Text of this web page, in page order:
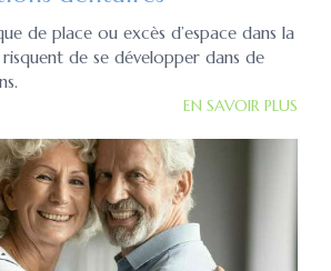
de place ou excès d’espace dans la
de se développer dans de
EN SAVOIR PLUS